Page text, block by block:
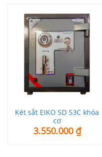
Két sắt EIKO SD 53C khóa
cơ
3.550.000 ₫